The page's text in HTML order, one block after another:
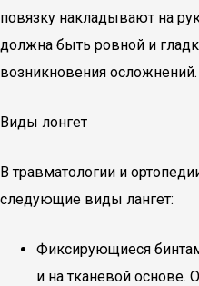
повязку накладывают на
должна быть ровной и
возникновения осложнений.
Виды лонгет
В травматологии и
следующие виды лангет:
Фиксирующиеся
и на тканевой основе.